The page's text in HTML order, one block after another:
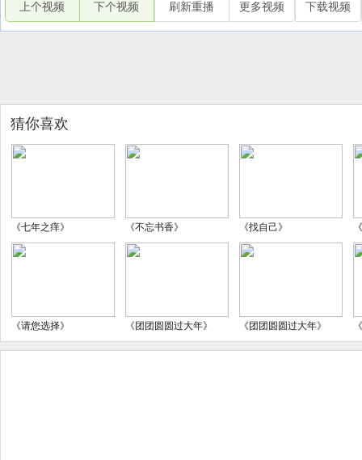
上个视频 下个视频 刷新重播 更多视频 下载视频
猜你喜欢
《七年之痒》 《不忘书香》 《找自己》
《请您选择》 《团团圆圆过大年》 《团团圆圆过大年》